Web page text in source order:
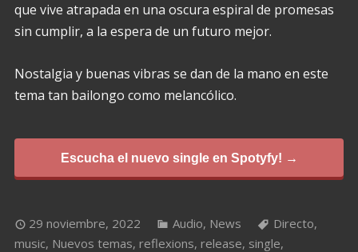
que vive atrapada en una oscura espiral de promesas
sin cumplir, a la espera de un futuro mejor.
Nostalgia y buenas vibras se dan de la mano en este
tema tan bailongo como melancólico.
Escucha el nuevo single en Spotyfy! →
29 noviembre, 2022 Audio, News Directo,
music, Nuevos temas, reflexions, release, single,